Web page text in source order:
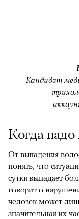
Кандидат
Когда надо
От выпадения
понять, что
сутки выпадает
говорит о
человек может
значительная их